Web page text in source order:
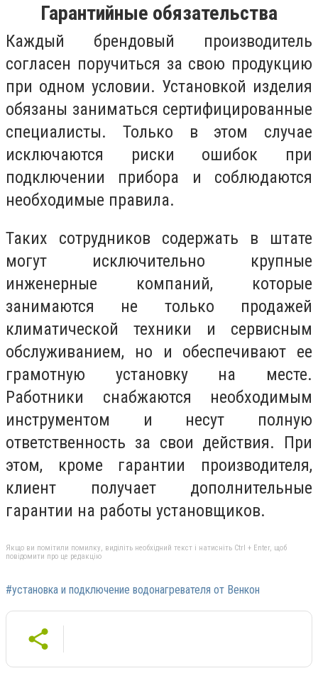
Гарантийные обязательства
Каждый брендовый производитель
согласен поручиться за свою продукцию
при одном условии. Установкой изделия
обязаны заниматься сертифицированные
специалисты. Только в этом случае
исключаются риски ошибок при
подключении прибора и соблюдаются
необходимые правила.
Таких сотрудников содержать в штате
могут исключительно крупные
инженерные компаний, которые
занимаются не только продажей
климатической техники и сервисным
обслуживанием, но и обеспечивают ее
грамотную установку на месте.
Работники снабжаются необходимым
инструментом и несут полную
ответственность за свои действия. При
этом, кроме гарантии производителя,
клиент получает дополнительные
гарантии на работы установщиков.
Якщо ви помітили помилку, виділіть необхідний текст і натисніть Ctrl + Enter, щоб
повідомити про це редакцію
#установка и подключение водонагревателя от Венкон